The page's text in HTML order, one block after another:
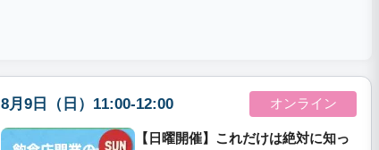
8月9日（日）11:00-12:00 オンライン
【日曜開催】これだけは絶対に知っ